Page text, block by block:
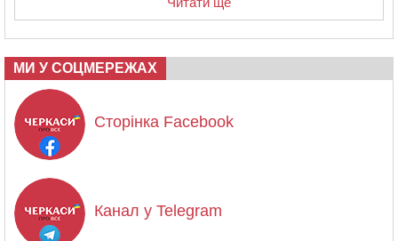
МИ У СОЦМЕРЕЖАХ
Сторінка Facebook
Канал у Telegram